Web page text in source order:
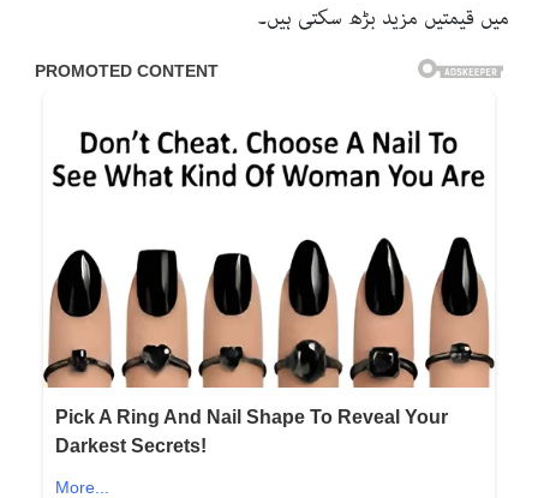
میں قیمتیں مزید بڑھ سکتی ہیں۔